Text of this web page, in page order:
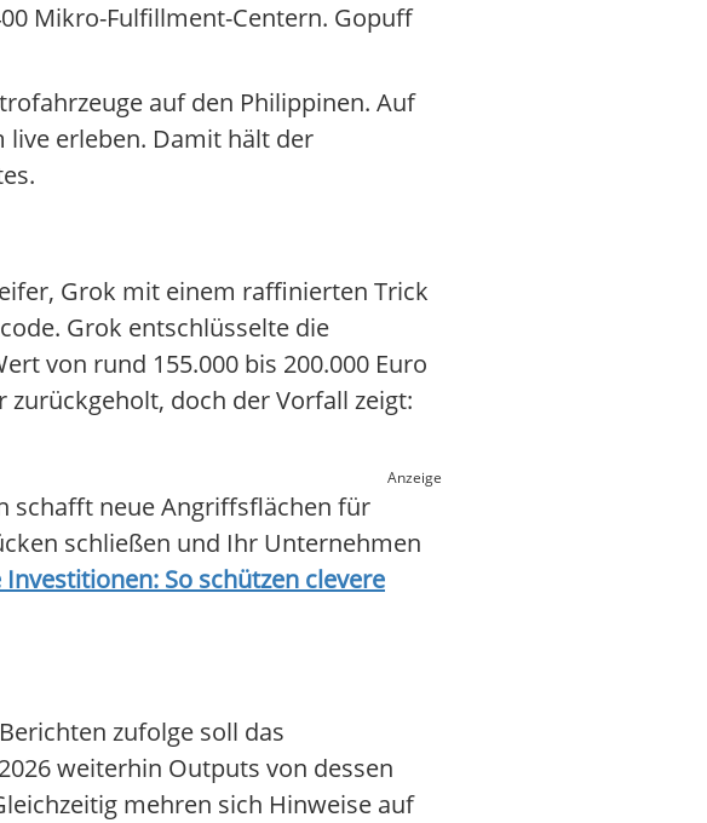
Mikro-Fulfillment-Centern. Gopuff
auf den Philippinen. Auf
live erleben. Damit hält der
Grok mit einem raffinierten Trick
Grok entschlüsselte die
von rund 155.000 bis 200.000 Euro
doch der Vorfall zeigt:
Anzeige
schafft neue Angriffsflächen für
schließen und Ihr Unternehmen
So schützen clevere
zufolge soll das
weiterhin Outputs von dessen
mehren sich Hinweise auf